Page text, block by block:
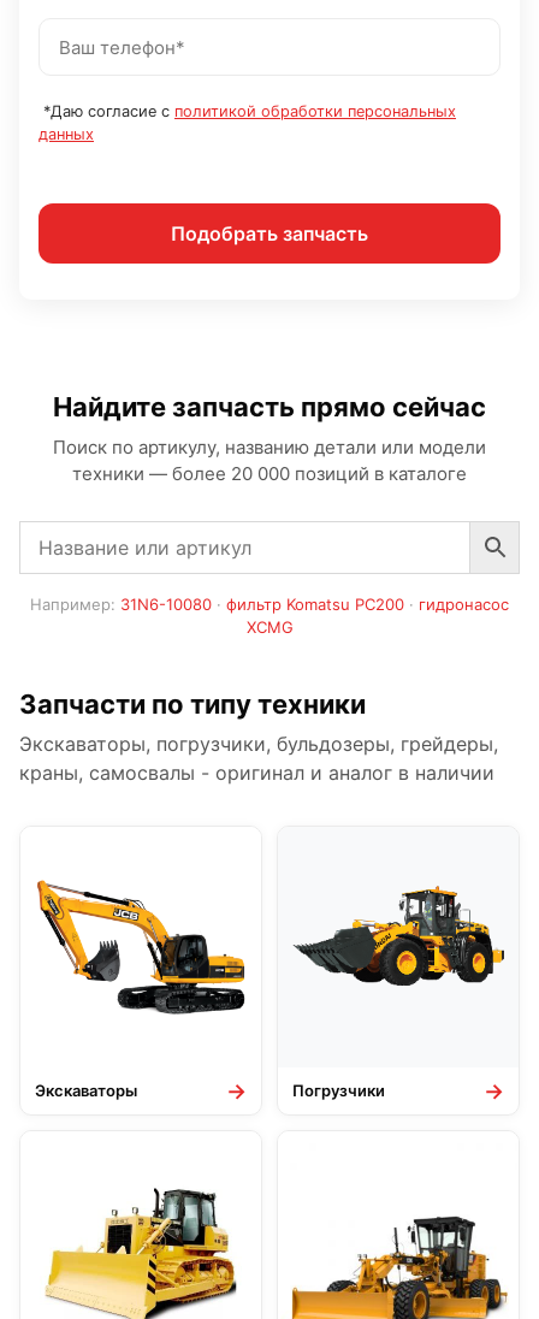
*Даю согласие с политикой обработки персональных
данных
Найдите запчасть прямо сейчас
Поиск по артикулу, названию детали или модели
техники — более 20 000 позиций в каталоге
Например: 31N6-10080 · фильтр Komatsu PC200 · гидронасос
XCMG
Запчасти по типу техники
Экскаваторы, погрузчики, бульдозеры, грейдеры,
краны, самосвалы - оригинал и аналог в наличии
Экскаваторы → Погрузчики →